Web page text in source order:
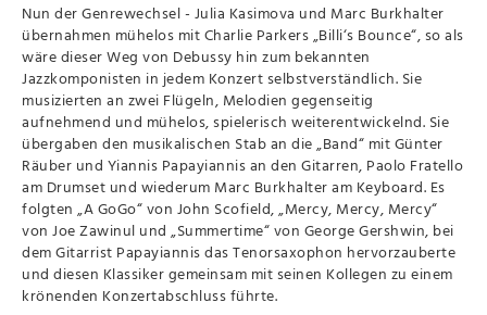
Nun der Genrewechsel - Julia Kasimova und Marc Burkhalter
übernahmen mühelos mit Charlie Parkers „Billi‘s Bounce“, so als
wäre dieser Weg von Debussy hin zum bekannten
Jazzkomponisten in jedem Konzert selbstverständlich. Sie
musizierten an zwei Flügeln, Melodien gegenseitig
aufnehmend und mühelos, spielerisch weiterentwickelnd. Sie
übergaben den musikalischen Stab an die „Band“ mit Günter
Räuber und Yiannis Papayiannis an den Gitarren, Paolo Fratello
am Drumset und wiederum Marc Burkhalter am Keyboard. Es
folgten „A GoGo“ von John Scofield, „Mercy, Mercy, Mercy“
von Joe Zawinul und „Summertime“ von George Gershwin, bei
dem Gitarrist Papayiannis das Tenorsaxophon hervorzauberte
und diesen Klassiker gemeinsam mit seinen Kollegen zu einem
krönenden Konzertabschluss führte.